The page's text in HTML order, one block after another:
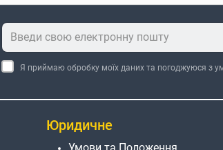
Я приймаю обробку моїх даних та погоджуюся з
Юридичне
Умови та Положення